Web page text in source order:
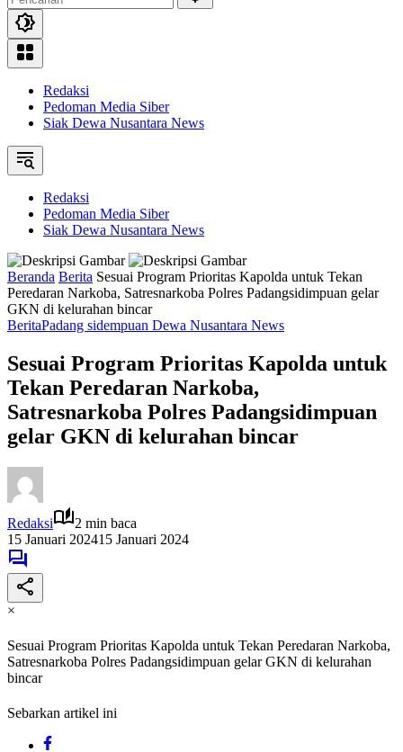
Redaksi
Pedoman Media Siber
Siak Dewa Nusantara News
Redaksi
Pedoman Media Siber
Siak Dewa Nusantara News
Beranda Berita Sesuai Program Prioritas Kapolda untuk Tekan
Peredaran Narkoba, Satresnarkoba Polres Padangsidimpuan gelar
GKN di kelurahan bincar
BeritaPadang sidempuan Dewa Nusantara News
Sesuai Program Prioritas Kapolda untuk
Tekan Peredaran Narkoba,
Satresnarkoba Polres Padangsidimpuan
gelar GKN di kelurahan bincar
Redaksi
2 min baca
15 Januari 202415 Januari 2024
×
Sesuai Program Prioritas Kapolda untuk Tekan Peredaran Narkoba,
Satresnarkoba Polres Padangsidimpuan gelar GKN di kelurahan
bincar
Sebarkan artikel ini